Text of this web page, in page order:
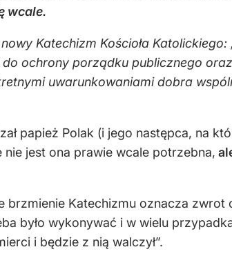
wcale.
Katechizm Kościoła
ochrony porządku publicznego
uwarunkowaniami dobra
papież Polak (i jego następca, na
jest ona prawie wcale potrzebna,
Katechizmu oznacza zwrot
było wykonywać i w wielu
i będzie z nią walczył”.